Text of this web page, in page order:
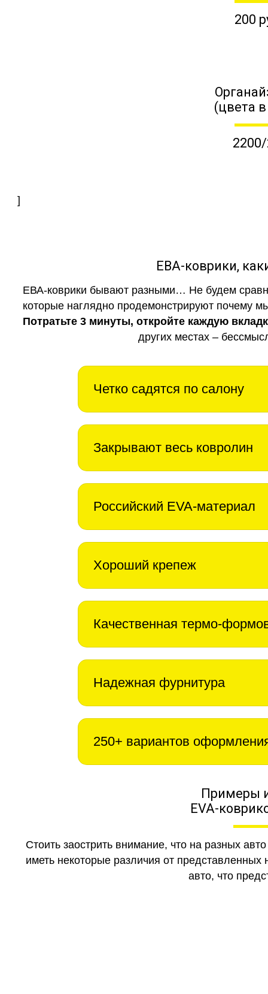
200
(цвета
]
ЕВА-коврики,
ЕВА-коврики бывают разными… Не будем
которые наглядно продемонстрируют почему
Потратьте 3 минуты, откройте каждую
других местах –
Четко садятся по салону
Закрывают весь ковролин
Российский EVA-материал
Хороший крепеж
Качественная термо-
Надежная фурнитура
250+ вариантов
Примеры
EVA-
Стоить заострить внимание, что на разных
иметь некоторые различия от
авто, что